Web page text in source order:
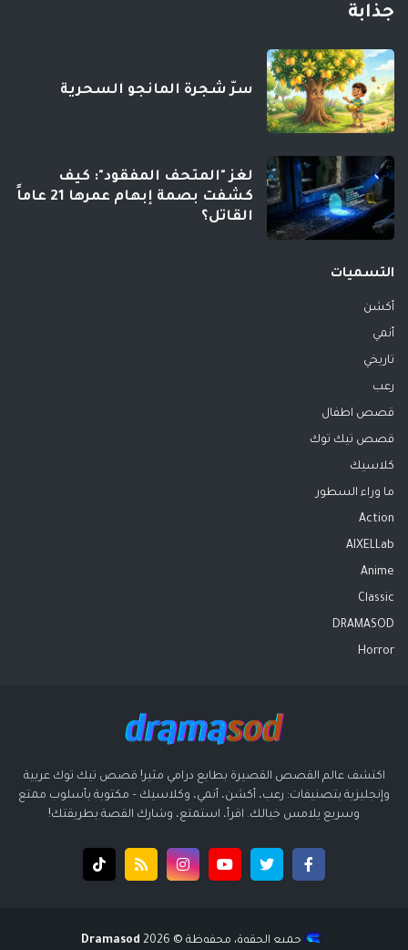
جذابة
سرّ شجرة المانجو السحرية
لغز "المتحف المفقود": كيف
كشفت بصمة إبهام عمرها 21 عاماً
القاتل؟
التسميات
أكشن
أنمي
تاريخي
رعب
قصص اطفال
قصص تيك توك
كلاسيك
ما وراء السطور
Action
AIXELLab
Anime
Classic
DRAMASOD
Horror
اكتشف عالم القصص القصيرة بطابع درامي مثير! قصص تيك توك عربية
وإنجليزية بتصنيفات: رعب، أكشن، أنمي، وكلاسيك – مكتوبة بأسلوب ممتع
وسريع يلامس خيالك. اقرأ، استمتع، وشارك القصة بطريقتك!
جميع الحقوق محفوظة ©️ 2026 Dramasod